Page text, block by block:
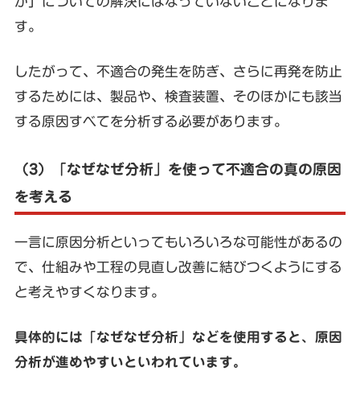
す。
したがって、不適合の発生を防ぎ、さらに再発を防止
するためには、製品や、検査装置、そのほかにも該当
する原因すべてを分析する必要があります。
（3）「なぜなぜ分析」を使って不適合の真の原因
を考える
一言に原因分析といってもいろいろな可能性があるの
で、仕組みや工程の見直し改善に結びつくようにする
と考えやすくなります。
具体的には「なぜなぜ分析」などを使用すると、原因
分析が進めやすいといわれています。